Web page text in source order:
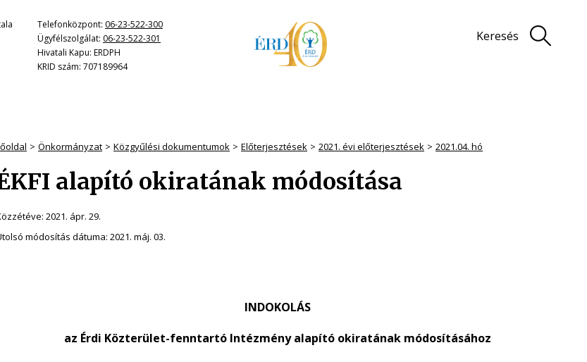
Telefonközpont: 06-23-522-300
Ügyfélszolgálat: 06-23-522-301
Hivatali Kapu: ERDPH
KRID szám: 707189964
Keresés
Önkormányzat Közgyűlési dokumentumok Előterjesztések 2021. évi előterjesztések 2021.04. hó
alapító okiratának módosítása
2021. ápr. 29.
módosítás dátuma: 2021. máj. 03.
INDOKOLÁS
az Érdi Közterület-fenntartó Intézmény alapító okiratának módosításához